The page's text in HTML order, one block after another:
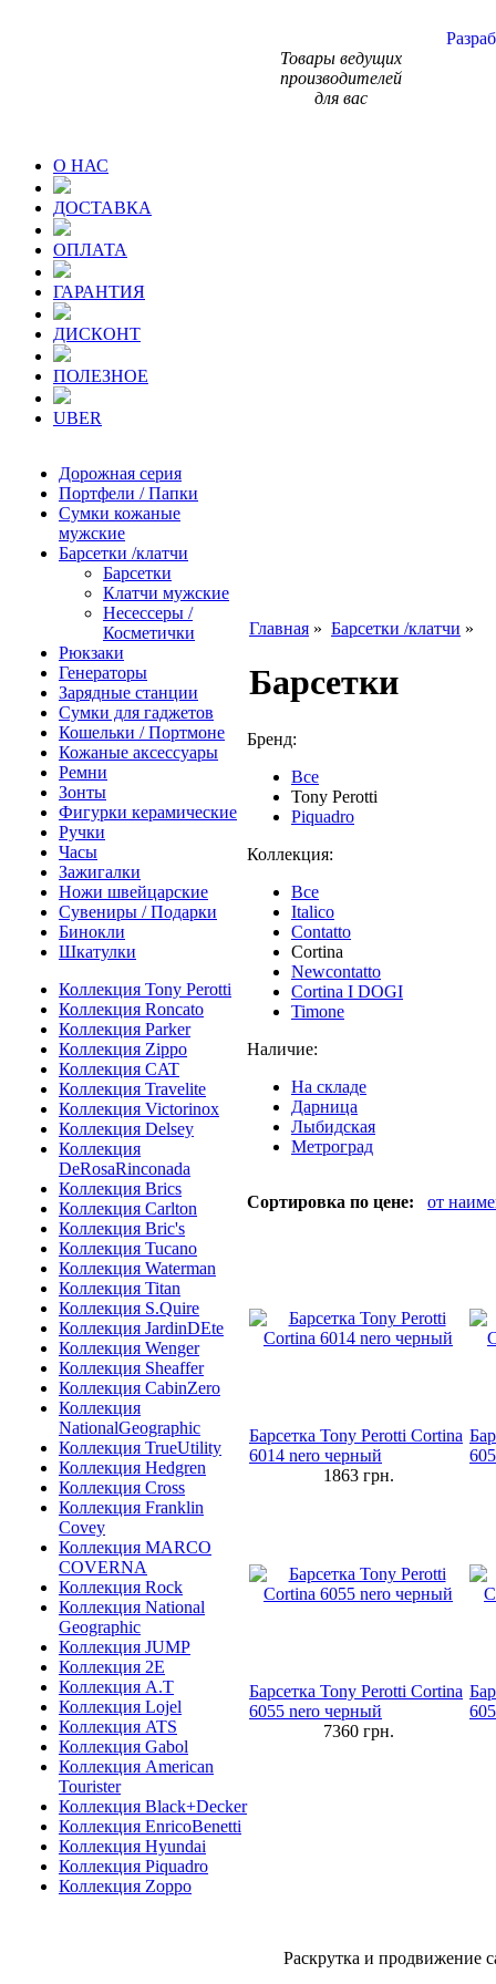
Товары ведущих
производителей
для вас
О НАС
ДОСТАВКА
ОПЛАТА
ГАРАНТИЯ
ДИСКОНТ
ПОЛЕЗНОЕ
UBER
Дорожная серия
Портфели / Папки
Сумки кожаные
мужские
Барсетки /клатчи
Барсетки
Клатчи мужские
Несессеры /
Косметички
Рюкзаки
Генераторы
Зарядные станции
Сумки для гаджетов
Кошельки / Портмоне
Кожаные аксессуары
Ремни
Зонты
Фигурки керамические
Ручки
Часы
Зажигалки
Ножи швейцарские
Сувениры / Подарки
Бинокли
Шкатулки
Коллекция Tony Perotti
Коллекция Roncato
Коллекция Parker
Коллекция Zippo
Коллекция CAT
Коллекция Travelite
Коллекция Victorinox
Коллекция Delsey
Коллекция
DeRosaRinconada
Коллекция Brics
Коллекция Carlton
Коллекция Bric's
Коллекция Tucano
Коллекция Waterman
Коллекция Titan
Коллекция S.Quire
Коллекция JardinDEte
Коллекция Wenger
Коллекция Sheaffer
Коллекция CabinZero
Коллекция
NationalGeographic
Коллекция TrueUtility
Коллекция Hedgren
Коллекция Cross
Коллекция Franklin
Covey
Коллекция MARCO
COVERNA
Коллекция Rock
Коллекция National
Geographic
Коллекция JUMP
Коллекция 2E
Коллекция A.T
Коллекция Lojel
Коллекция ATS
Коллекция Gabol
Коллекция American
Tourister
Коллекция Black+Decker
Коллекция EnricoBenetti
Коллекция Hyundai
Коллекция Piquadro
Коллекция Zoppo
Главная » Барсетки /клатчи »
Барсетки
Бренд:
Все
Tony Perotti
Piquadro
Коллекция:
Все
Italico
Contatto
Cortina
Newcontatto
Cortina I DOGI
Timone
Наличие:
На складе
Дарница
Лыбидская
Метроград
Сортировка по цене: от
Барсетка Tony Perotti Cortina
6014 nero черный
1863грн.
Барсетка Tony Perotti Cortina
6055 nero черный
7360грн.
Раскрутка и продвижение